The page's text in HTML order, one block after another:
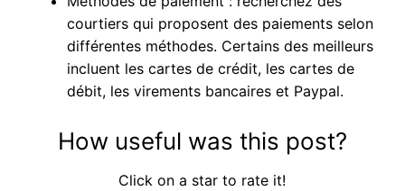
courtiers qui proposent des paiements selon
différentes méthodes. Certains des meilleurs
incluent les cartes de crédit, les cartes de
débit, les virements bancaires et Paypal.
How useful was this post?
Click on a star to rate it!